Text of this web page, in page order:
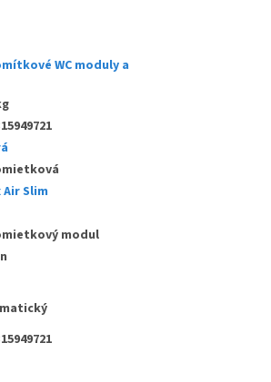
WC moduly a
Air Slim
modul